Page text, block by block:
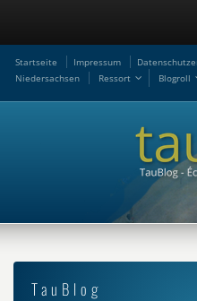
Startseite Impressum
Niedersachsen
Ressort Blogroll
TauBlog